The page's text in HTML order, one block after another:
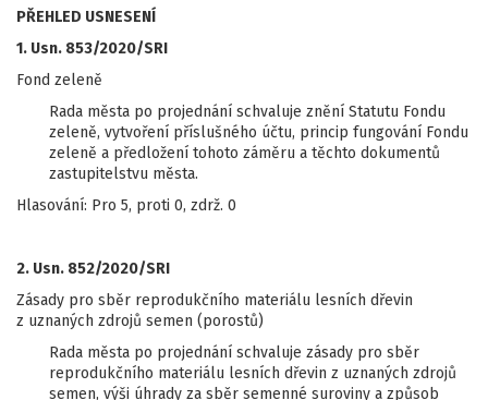
PŘEHLED USNESENÍ
1. Usn. 853/2020/SRI
Fond zeleně
Rada města po projednání schvaluje znění Statutu Fondu
zeleně, vytvoření příslušného účtu, princip fungování Fondu
zeleně a předložení tohoto záměru a těchto dokumentů
zastupitelstvu města.
Hlasování: Pro 5, proti 0, zdrž. 0
2. Usn. 852/2020/SRI
Zásady pro sběr reprodukčního materiálu lesních dřevin
z uznaných zdrojů semen (porostů)
Rada města po projednání schvaluje zásady pro sběr
reprodukčního materiálu lesních dřevin z uznaných zdrojů
semen, výši úhrady za sběr semenné suroviny a způsob